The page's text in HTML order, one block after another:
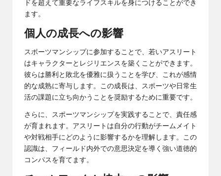
ドを超えて重要なライフスキルを身につけることができ
ます。
個人の成長への影響
スポーツマンシップに参加することで、若いアスリート
はキャラクターとレジリエンスを築くことができます。
彼らは勝利と敗北を優雅に扱うことを学び、これが感情
的な成熟に寄与します。この成長は、スポーツや日常生
活の課題に立ち向かうことを奨励するために重要です。
さらに、スポーツマンシップを実践することで、責任感
が育まれます。アスリートは自分の行動がチームメイト
や対戦相手にどのように影響するかを理解します。この
認識は、フィールド内外での意思決定を導く強い道徳的
コンパスを育てます。